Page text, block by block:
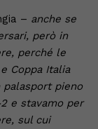
– anche se
però in
perché le
Coppa Italia
pieno
e stavamo per
sul cui